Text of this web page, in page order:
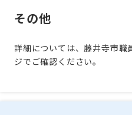
その他
詳細については、藤井寺市職
ジでご確認ください。